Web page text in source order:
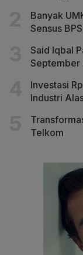
Banyak
Sensus
Said Iqbal
September
Investasi
Industri
Telkom